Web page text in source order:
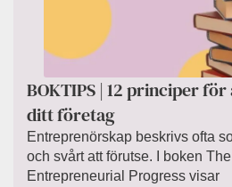
BOKTIPS | 12 principer
ditt företag
Entreprenörskap beskrivs ofta
och svårt att förutse. I boken
Entrepreneurial Progress visar